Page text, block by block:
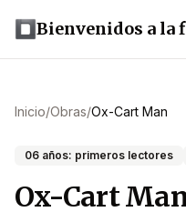
Bienvenidos a la
Inicio/Obras/Ox-Cart Man
06 años: primeros lectores
Ox-Cart